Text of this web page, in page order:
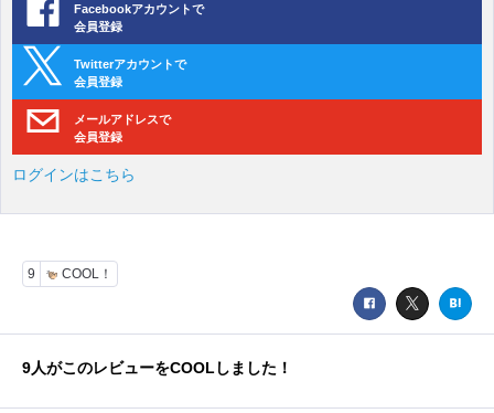
Facebookアカウントで
会員登録
Twitterアカウントで
会員登録
メールアドレスで
会員登録
ログインはこちら
9 COOL！
9人がこのレビューをCOOLしました！